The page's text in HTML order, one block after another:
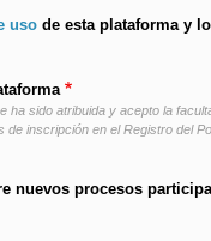
uso de esta plataforma y
ha sido atribuida y acepto la
inscripción en el Registro del
nuevos procesos